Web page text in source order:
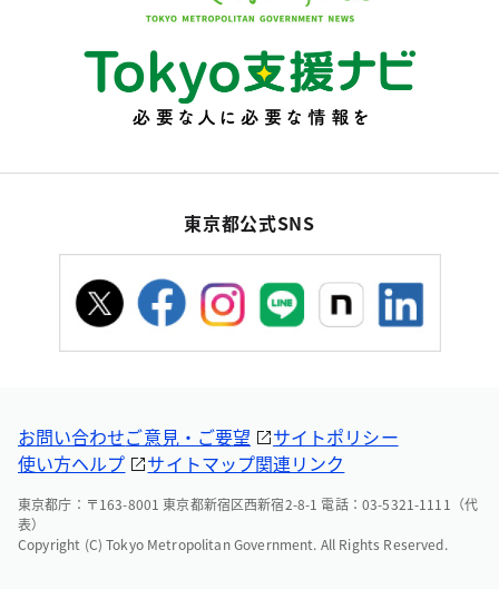
東京都公式SNS
お問い合わせご意見・ご要望
サイトポリシー
使い方ヘルプ
サイトマップ関連リンク
東京都庁：〒163-8001 東京都新宿区西新宿2-8-1 電話：03-5321-1111（代
表）
Copyright (C) Tokyo Metropolitan Government. All Rights Reserved.